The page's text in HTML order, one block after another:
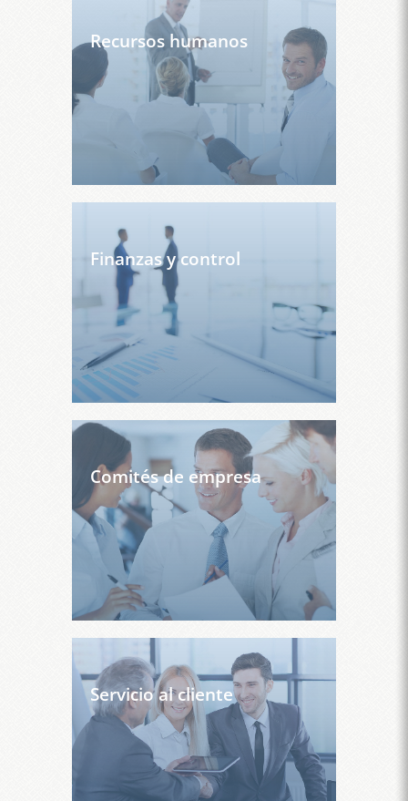
Recursos humanos
Finanzas y control
Comités de empresa
Servicio al cliente